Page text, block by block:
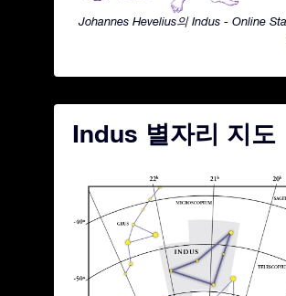
Johannes Hevelius의 Indus - Online
Indus 별자리 지도